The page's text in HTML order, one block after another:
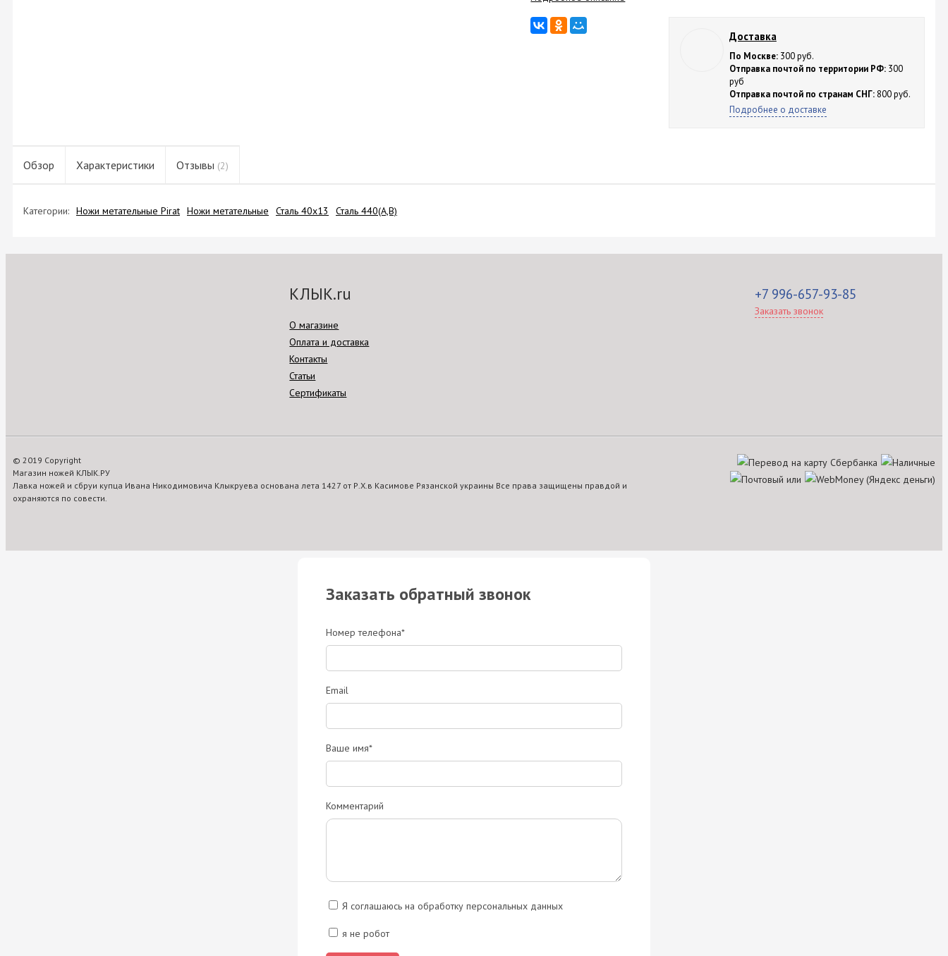
Доставка
По Москве:300 руб.
Отправка почтой по территории РФ:300
руб
Отправка почтой по странам СНГ:800 руб.
Подробнее о доставке
Обзор Характеристики Отзывы (2)
Категории: Ножи метательные Pirat Ножи метательные Сталь 40х13 Сталь 440(A,B)
КЛЫК.ru
О магазине
Оплата и доставка
Контакты
Статьи
Сертификаты
+7 996-657-93-85
Заказать звонок
© 2019 Copyright
Магазин ножей КЛЫК.РУ
Лавка ножей и сбруи купца Ивана Никодимовича Клыкруева основана лета 1427 от Р.Х.в Касимове Рязанской украины Все права защищены правдой и
охраняются по совести.
Заказать обратный звонок
Номер телефона*
Email
Ваше имя*
Комментарий
Я соглашаюсь на обработку персональных данных
я не робот